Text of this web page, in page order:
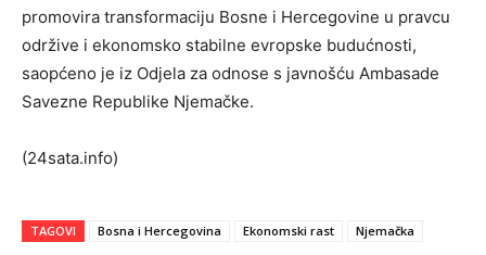
promovira transformaciju Bosne i Hercegovine u pravcu
održive i ekonomsko stabilne evropske budućnosti,
saopćeno je iz Odjela za odnose s javnošću Ambasade
Savezne Republike Njemačke.
(24sata.info)
TAGOVI Bosna i Hercegovina Ekonomski rast Njemačka